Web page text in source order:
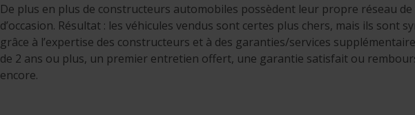
De plus en plus de constructeurs automobiles possèdent leur propre réseau
d’occasion. Résultat : les véhicules vendus sont certes plus chers, mais ils sont
grâce à l’expertise des constructeurs et à des garanties/services
de 2 ans ou plus, un premier entretien offert, une garantie satisfait ou
encore.